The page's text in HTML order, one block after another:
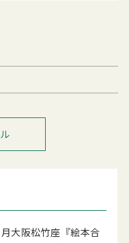
大阪松竹座『絵本合